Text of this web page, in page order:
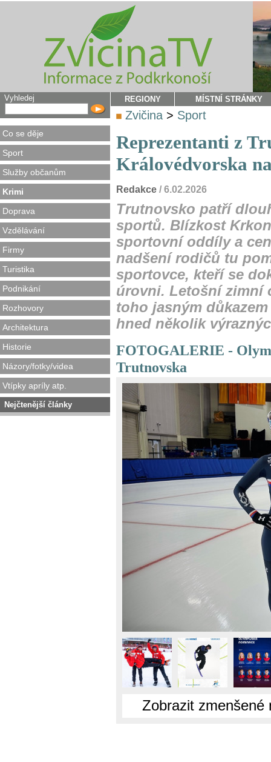
Vyhledej
Co se děje
Sport
Služby občanům
Krimi
Doprava
Vzdělávání
Firmy
Turistika
Podnikání
Rozhovory
Architektura
Historie
Názory/fotky/videa
Vtípky apríly atp.
Nejčtenější články
REGIONY MÍSTNÍ STRÁNKY
Zvičina > Sport
Reprezentanti z
Královédvorska
Redakce / 6.02.2026
Trutnovsko patří
sportů. Blízkost
sportovní oddíly a
nadšení rodičů tu
sportovce, kteří se
úrovni. Letošní zimní
toho jasným
hned několik
FOTOGALERIE -
Trutnovska
Zobrazit zmenšené